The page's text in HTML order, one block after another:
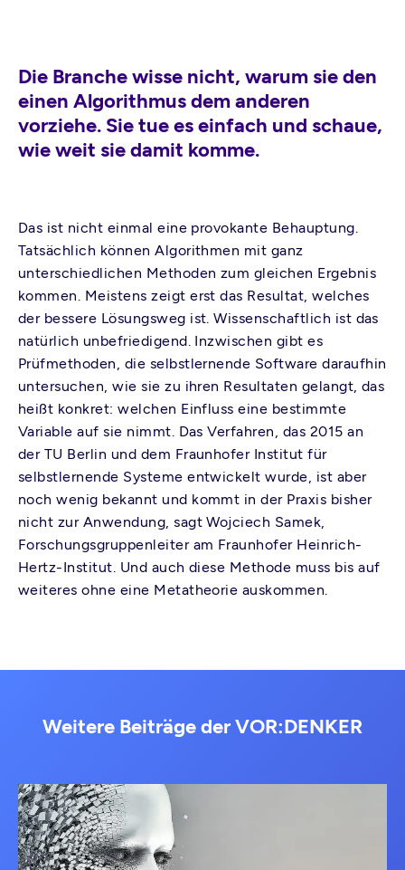
Die Branche wisse nicht, warum sie den
einen Algorithmus dem anderen
vorziehe. Sie tue es einfach und schaue,
wie weit sie damit komme.
Das ist nicht einmal eine provokante Behauptung.
Tatsächlich können Algorithmen mit ganz
unterschiedlichen Methoden zum gleichen Ergebnis
kommen. Meistens zeigt erst das Resultat, welches
der bessere Lösungsweg ist. Wissenschaftlich ist das
natürlich unbefriedigend. Inzwischen gibt es
Prüfmethoden, die selbstlernende Software daraufhin
untersuchen, wie sie zu ihren Resultaten gelangt, das
heißt konkret: welchen Einfluss eine bestimmte
Variable auf sie nimmt. Das Verfahren, das 2015 an
der TU Berlin und dem Fraunhofer Institut für
selbstlernende Systeme entwickelt wurde, ist aber
noch wenig bekannt und kommt in der Praxis bisher
nicht zur Anwendung, sagt Wojciech Samek,
Forschungsgruppenleiter am Fraunhofer Heinrich-
Hertz-Institut. Und auch diese Methode muss bis auf
weiteres ohne eine Metatheorie auskommen.
Weitere Beiträge der VOR:DENKER